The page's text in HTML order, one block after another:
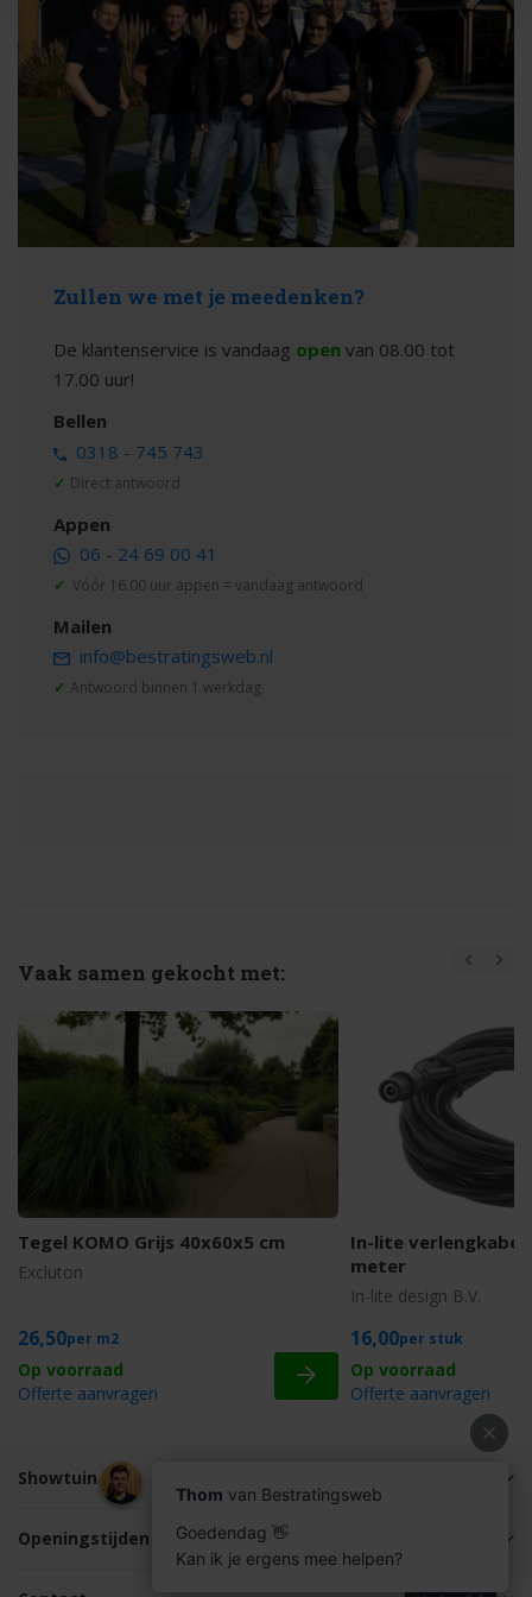
Zullen we met je meedenken?
De klantenservice is vandaag open van 08.00 tot
17.00 uur!
Bellen
0318 - 745 743
✓ Direct antwoord
Appen
06 - 24 69 00 41
✓ Vóór 16.00 uur appen = vandaag antwoord
Mailen
info@bestratingsweb.nl
✓ Antwoord binnen 1 werkdag
Vaak samen gekocht met:
Tegel KOMO Grijs 40x60x5 cm
Excluton
26,50 m2
Offerte aanvragen
In-lite verlengkabel
meter
In-lite design B.V.
16,00 stuk
Offerte aanvragen
Showtuin
Openingstijden